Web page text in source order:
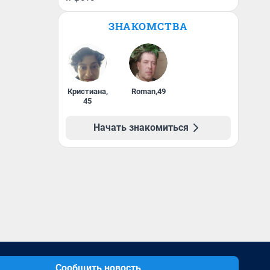
ЗНАКОМСТВА
Кристиана,
45
Roman,49
Начать знакомиться